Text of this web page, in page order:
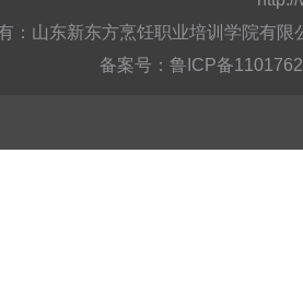
：山东新东方烹饪职业培训学院有
备案号： 鲁ICP备